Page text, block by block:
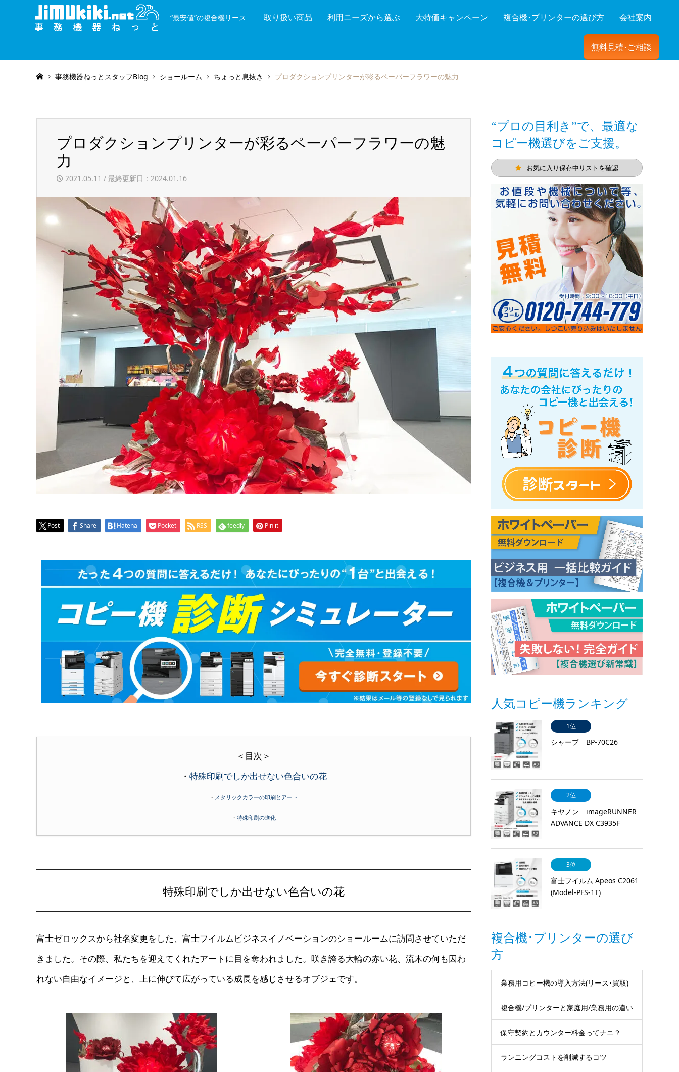
“最安値”の複合機リース 取り扱い商品 利用ニーズから選ぶ 大特価キャンペーン 複合機･プリンターの選び方 会社案内
無料見積･ご相談
事務機器ねっとスタッフBlog ショールーム ちょっと息抜き プロダクションプリンターが彩るペーパーフラワーの魅力
プロダクションプリンターが彩るペーパーフラワーの魅
力
2021.05.11 / 最終更新日：2024.01.16
Post Share Hatena Pocket RSS feedly Pin it
＜目次＞
・ 特殊印刷でしか出せない色合いの花
・ メタリックカラーの印刷とアート
・ 特殊印刷の進化
特殊印刷でしか出せない色合いの花
富士ゼロックスから社名変更をした、富士フイルムビジネスイノベーションのショールームに訪問させていただ
きました。その際、私たちを迎えてくれたアートに目を奪われました。咲き誇る大輪の赤い花、流木の何も囚わ
れない自由なイメージと、上に伸びて広がっている成長を感じさせるオブジェです。
“プロの目利き”で、最適な
コピー機選びをご支援。
お気に入り保存中リストを確認
人気コピー機ランキング
1位
シャープ BP-70C26
2位
キヤノン imageRUNNER
ADVANCE DX C3935F
3位
富士フイルム Apeos C2061
(Model-PFS-1T)
複合機･プリンターの選び
方
業務用コピー機の導入方法(リース･買取)
複合機/プリンターと家庭用/業務用の違い
保守契約とカウンター料金ってナニ？
ランニングコストを削減するコツ